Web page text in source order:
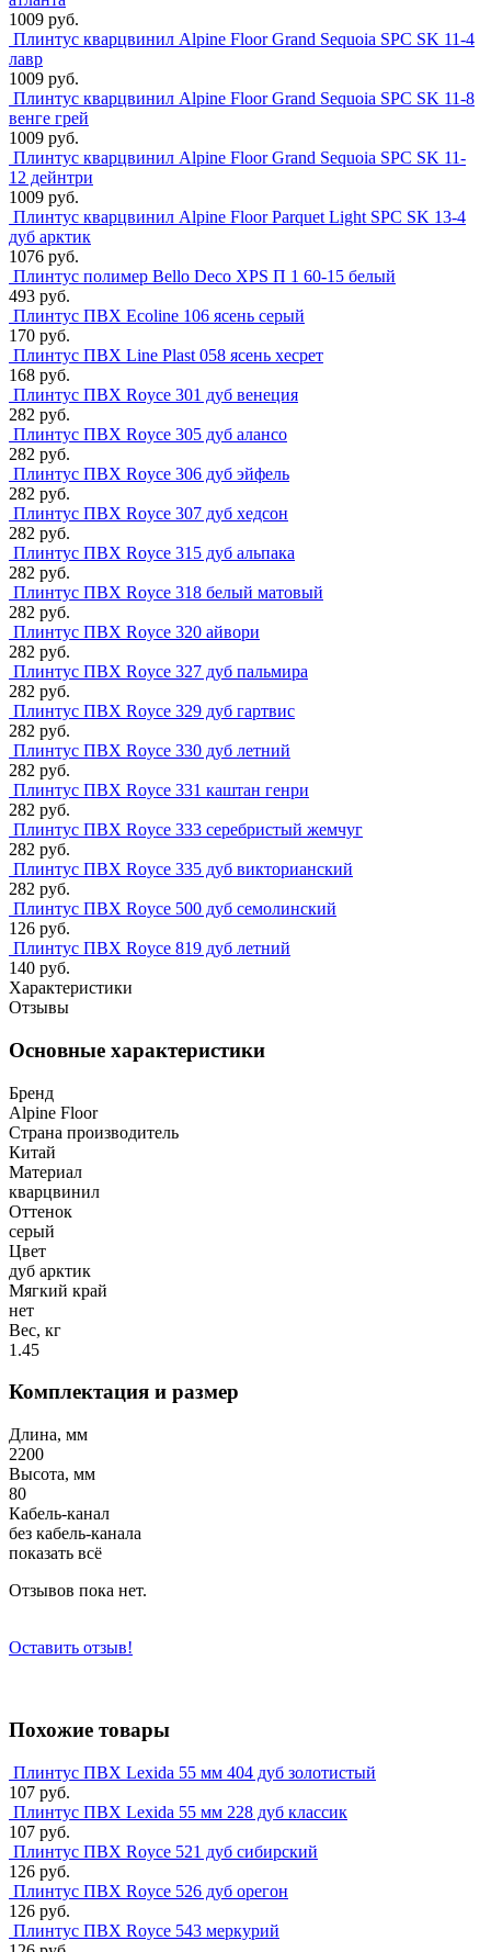
1009 руб.
Плинтус кварцвинил Alpine Floor Grand Sequoia SPC SK 11-4
лавр
1009 руб.
Плинтус кварцвинил Alpine Floor Grand Sequoia SPC SK 11-8
венге грей
1009 руб.
Плинтус кварцвинил Alpine Floor Grand Sequoia SPC SK 11-
12 дейнтри
1009 руб.
Плинтус кварцвинил Alpine Floor Parquet Light SPC SK 13-4
дуб арктик
1076 руб.
Плинтус полимер Bello Deco XPS П 1 60-15 белый
493 руб.
Плинтус ПВХ Ecoline 106 ясень серый
170 руб.
Плинтус ПВХ Line Plast 058 ясень хесрет
168 руб.
Плинтус ПВХ Royce 301 дуб венеция
282 руб.
Плинтус ПВХ Royce 305 дуб алансо
282 руб.
Плинтус ПВХ Royce 306 дуб эйфель
282 руб.
Плинтус ПВХ Royce 307 дуб хедсон
282 руб.
Плинтус ПВХ Royce 315 дуб альпака
282 руб.
Плинтус ПВХ Royce 318 белый матовый
282 руб.
Плинтус ПВХ Royce 320 айвори
282 руб.
Плинтус ПВХ Royce 327 дуб пальмира
282 руб.
Плинтус ПВХ Royce 329 дуб гартвис
282 руб.
Плинтус ПВХ Royce 330 дуб летний
282 руб.
Плинтус ПВХ Royce 331 каштан генри
282 руб.
Плинтус ПВХ Royce 333 серебристый жемчуг
282 руб.
Плинтус ПВХ Royce 335 дуб викторианский
282 руб.
Плинтус ПВХ Royce 500 дуб семолинский
126 руб.
Плинтус ПВХ Royce 819 дуб летний
140 руб.
Характеристики
Отзывы
Основные характеристики
Бренд
Alpine Floor
Страна производитель
Китай
Материал
кварцвинил
Оттенок
серый
Цвет
дуб арктик
Мягкий край
нет
Вес, кг
1.45
Комплектация и размер
Длина, мм
2200
Высота, мм
80
Кабель-канал
без кабель-канала
показать всё
Отзывов пока нет.
Оставить отзыв!
Похожие товары
Плинтус ПВХ Lexida 55 мм 404 дуб золотистый
107 руб.
Плинтус ПВХ Lexida 55 мм 228 дуб классик
107 руб.
Плинтус ПВХ Royce 521 дуб сибирский
126 руб.
Плинтус ПВХ Royce 526 дуб орегон
126 руб.
Плинтус ПВХ Royce 543 меркурий